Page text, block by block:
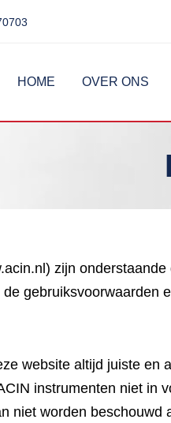
HOME OVER ONS
zijn
gebruiksvoorwaarden
website altijd juiste
instrumenten niet in
niet worden beschouwd